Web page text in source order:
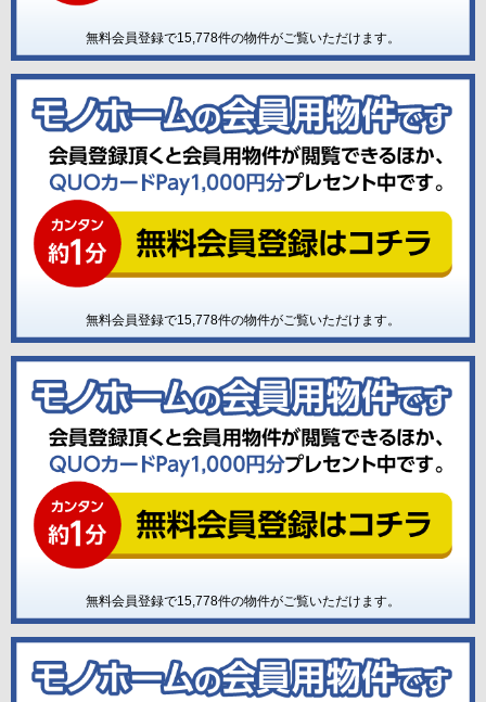
無料会員登録で15,778件の物件がご覧いただけます。
無料会員登録で15,778件の物件がご覧いただけます。
無料会員登録で15,778件の物件がご覧いただけます。